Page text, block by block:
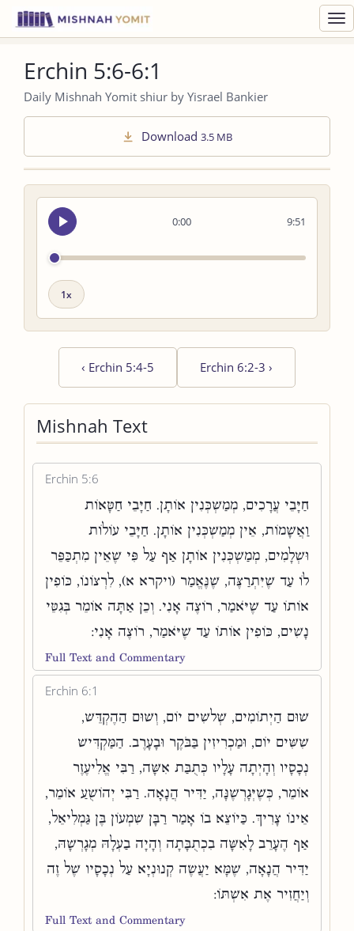
Erchin 5:6-6:1
Daily Mishnah Yomit shiur by Yisrael Bankier
Download 3.5 MB
0:00
Seek
audio
9:51
Playback
‹ Erchin 5:4-5 Erchin 6:2-3 ›
Mishnah Text
Erchin 5:6
חַיָּבֵי עֲרָכִים, מְמַשְׁכְּנִין אוֹתָן. חַיָּבֵי חַטָּאוֹת
וַאֲשָׁמוֹת, אֵין מְמַשְׁכְּנִין אוֹתָן. חַיָּבֵי עוֹלוֹת
וּשְׁלָמִים, מְמַשְׁכְּנִין אוֹתָן אַף עַל פִּי שֶׁאֵין מִתְכַּפֵּר
לוֹ עַד שֶׁיִּתְרַצֶּה, שֶׁנֶּאֱמַר (ויקרא א), לִרְצוֹנוֹ, כּוֹפִין
אוֹתוֹ עַד שֶׁיֹּאמַר, רוֹצֶה אָנִי. וְכֵן אַתָּה אוֹמֵר בְּגִטֵּי
נָשִׁים, כּוֹפִין אוֹתוֹ עַד שֶׁיֹּאמַר, רוֹצֶה אָנִי:
Full Text and Commentary
Erchin 6:1
שׁוּם הַיְתוֹמִים, שְׁלשִׁים יוֹם, וְשׁוּם הַהֶקְדֵּשׁ,
שִׁשִּׁים יוֹם, וּמַכְרִיזִין בַּבֹּקֶר וּבָעָרֶב. הַמַּקְדִּישׁ
נְכָסָיו וְהָיְתָה עָלָיו כְּתֻבַּת אִשָּׁה, רַבִּי אֱלִיעֶזֶר
אוֹמֵר, כְּשֶׁיְּגָרְשֶׁנָּה, יַדִּיר הֲנָאָה. רַבִּי יְהוֹשֻׁעַ אוֹמֵר,
אֵינוֹ צָרִיךְ. כַּיוֹצֵא בוֹ אָמַר רַבָּן שִׁמְעוֹן בֶּן גַּמְלִיאֵל,
אַף הֶעָרֵב לָאִשָּׁה בִכְתֻבָּתָה וְהָיָה בַעְלָהּ מְגָרְשָׁהּ,
יַדִּיר הֲנָאָה, שֶׁמָּא יַעֲשֶׂה קְנוּנְיָא עַל נְכָסָיו שֶׁל זֶה
וְיַחֲזִיר אֶת אִשְׁתּוֹ:
Full Text and Commentary